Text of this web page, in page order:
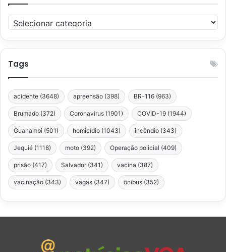
Categorias
Tags
acidente (3648) apreensão (398) BR-116 (963)
Brumado (372) Coronavírus (1901) COVID-19 (1944)
Guanambi (501) homicídio (1043) incêndio (343)
Jequié (1118) moto (392) Operação policial (409)
prisão (417) Salvador (341) vacina (387)
vacinação (343) vagas (347) ônibus (352)